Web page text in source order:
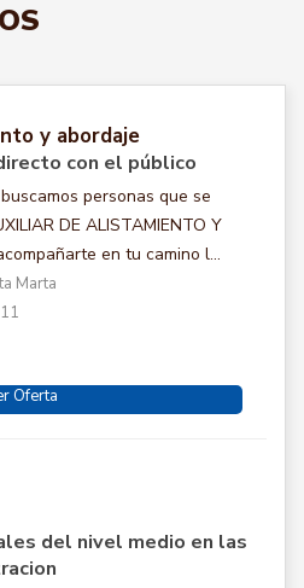
y abordaje
con el público
personas que se
DE ALISTAMIENTO Y
en tu camino l...
Marta
Oferta
del nivel medio en las